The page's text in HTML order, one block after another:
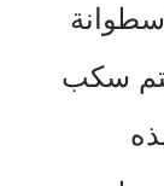
سكب